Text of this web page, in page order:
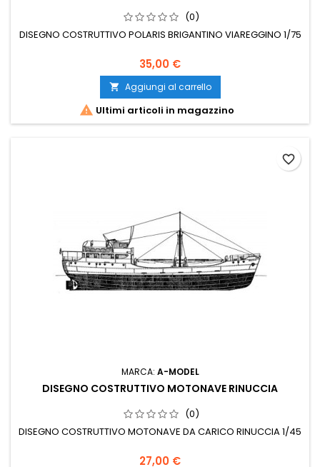
(0)
DISEGNO COSTRUTTIVO POLARIS BRIGANTINO VIAREGGINO 1/75
35,00 €
 Aggiungi al carrello
 Ultimi articoli in magazzino
MARCA: A-MODEL
DISEGNO COSTRUTTIVO MOTONAVE RINUCCIA
(0)
DISEGNO COSTRUTTIVO MOTONAVE DA CARICO RINUCCIA 1/45
27,00 €
favorite_border